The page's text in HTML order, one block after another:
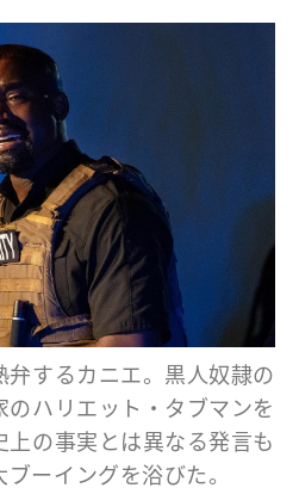
するカニエ。黒人奴隷の
ハリエット・タブマンを
の事実とは異なる発言も
ーイングを浴びた。